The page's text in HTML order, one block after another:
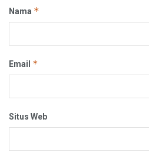
Nama *
Email *
Situs Web